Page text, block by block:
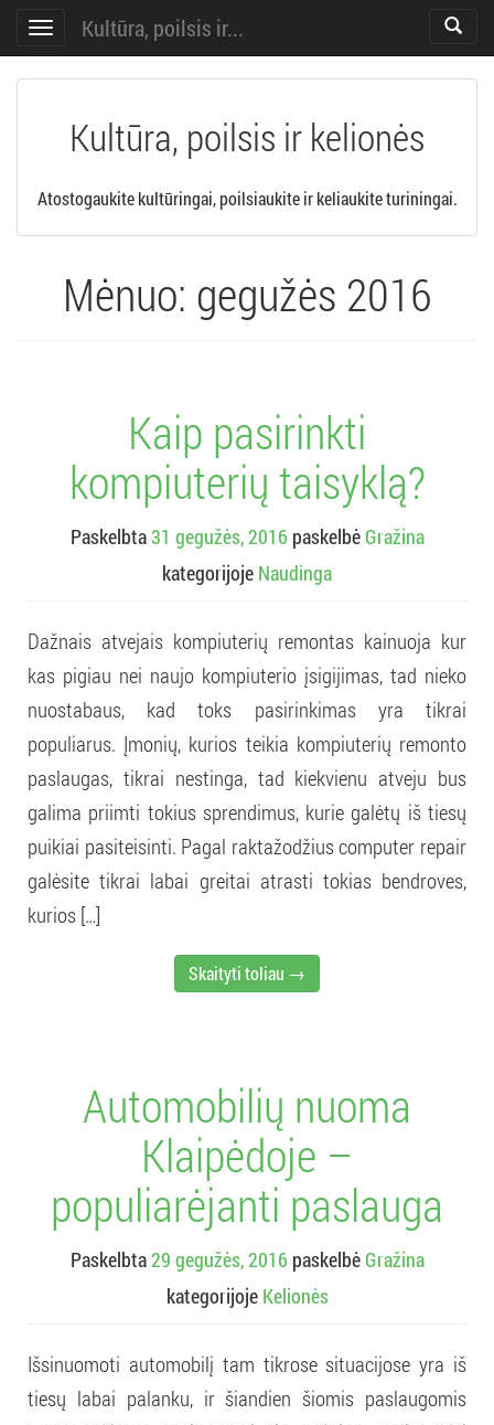
Toggle
navigation
Toggle
Kultūra, poilsis ir...
Kultūra, poilsis ir kelionės
Atostogaukite kultūringai, poilsiaukite ir keliaukite turiningai.
Mėnuo: gegužės 2016
Kaip pasirinkti
kompiuterių taisyklą?
Paskelbta31 gegužės, 2016 paskelbė Gražina
kategorijoje Naudinga
Dažnais atvejais kompiuterių remontas kainuoja kur
kas pigiau nei naujo kompiuterio įsigijimas, tad nieko
nuostabaus, kad toks pasirinkimas yra tikrai
populiarus. Įmonių, kurios teikia kompiuterių remonto
paslaugas, tikrai nestinga, tad kiekvienu atveju bus
galima priimti tokius sprendimus, kurie galėtų iš tiesų
puikiai pasiteisinti. Pagal raktažodžius computer repair
galėsite tikrai labai greitai atrasti tokias bendroves,
kurios […]
Skaityti toliau →
Automobilių nuoma
Klaipėdoje –
populiarėjanti paslauga
Paskelbta29 gegužės, 2016 paskelbė Gražina
kategorijoje Kelionės
Išsinuomoti automobilį tam tikrose situacijose yra iš
tiesų labai palanku, ir šiandien šiomis paslaugomis